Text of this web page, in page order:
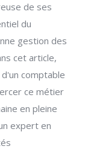
de ses
du
gestion des
cet article,
comptable
ce métier
en pleine
expert en